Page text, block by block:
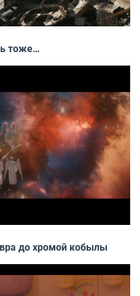
тоже…
до хромой кобылы